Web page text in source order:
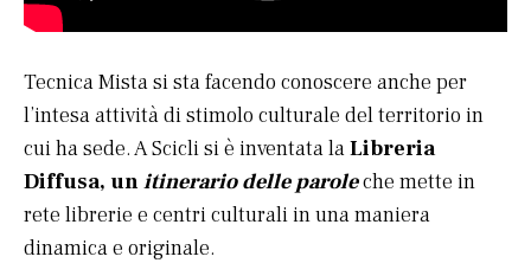
Tecnica Mista si sta facendo conoscere anche per
l’intesa attività di stimolo culturale del territorio in
cui ha sede. A Scicli si è inventata laLibreria
Diffusa, un itinerario delle paroleche mette in
rete librerie e centri culturali in una maniera
dinamica e originale.